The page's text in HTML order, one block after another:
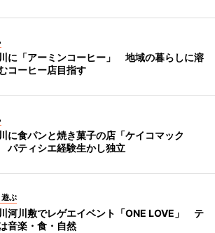
に「アーミンコーヒー」 地域の暮らしに溶
コーヒー店目指す
に食パンと焼き菓子の店「ケイコマック
パティシエ経験生かし独立
遊ぶ
河川敷でレゲエイベント「ONE LOVE」 テ
音楽・食・自然